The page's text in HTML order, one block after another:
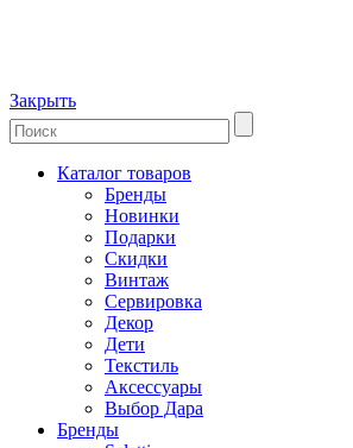
Закрыть
Каталог товаров
Бренды
Новинки
Подарки
Скидки
Винтаж
Сервировка
Декор
Дети
Текстиль
Аксессуары
Выбор Дара
Бренды